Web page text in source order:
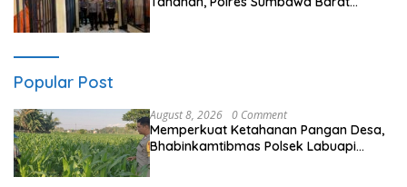
Popular Post
August 8, 2026 0 Comment
Memperkuat Ketahanan Pangan Desa,
Bhabinkamtibmas Polsek Labuapi